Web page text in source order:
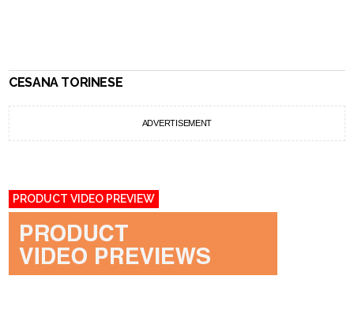
CESANA TORINESE
ADVERTISEMENT
PRODUCT VIDEO PREVIEW